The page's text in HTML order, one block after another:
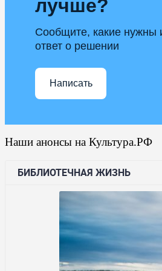
лучше?
Сообщите, какие нужны
ответ о решении
Написать
Наши анонсы на Культура.РФ